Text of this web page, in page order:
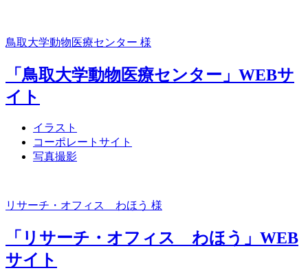
鳥取大学動物医療センター 様
「鳥取大学動物医療センター」WEBサ
イト
イラスト
コーポレートサイト
写真撮影
リサーチ・オフィス わほう 様
「リサーチ・オフィス わほう」WEB
サイト